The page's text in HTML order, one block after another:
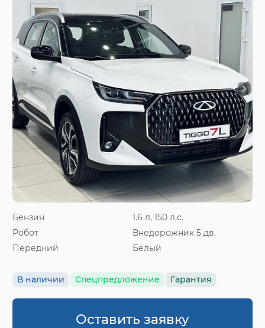
Бензин
1.6 л, 150 л.с.
Робот
Внедорожник 5 дв.
Передний
Белый
В наличии Спецпредложение Гарантия
Оставить заявку